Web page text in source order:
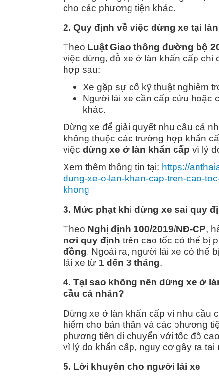
cho các phương tiện khác.
2. Quy định về việc dừng xe tại
Theo Luật Giao thông đường bộ
việc dừng, đỗ xe ở làn khẩn cấp
hợp sau:
Xe gặp sự cố kỹ thuật nghiêm
Người lái xe cần cấp cứu hoặc
khác.
Dừng xe để giải quyết nhu cầu cá
không thuộc các trường hợp khẩn
việc dừng xe ở làn khẩn cấp vì lý
Xem thêm thông tin tại: https://
dung-xe-o-lan-khan-cap-tren-cao-
khong
3. Mức phạt khi dừng xe sai quy
Theo Nghị định 100/2019/NĐ-CP,
nơi quy định trên cao tốc có thể bị
đồng. Ngoài ra, người lái xe có thể
lái xe từ 1 đến 3 tháng.
4. Tại sao không nên dừng xe ở
cầu cá nhân?
Dừng xe ở làn khẩn cấp vì nhu cầu
hiểm cho bản thân và các phương
phương tiện di chuyển với tốc độ
vì lý do khẩn cấp, nguy cơ gây ra tai
5. Lời khuyên cho người lái xe